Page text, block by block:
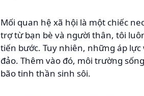
Mối quan hệ xã hội là một chiếc
trợ từ bạn bè và người thân, tôi
tiến bước. Tuy nhiên, những áp
đảo. Thêm vào đó, môi trường
bão tinh thần sinh sôi.